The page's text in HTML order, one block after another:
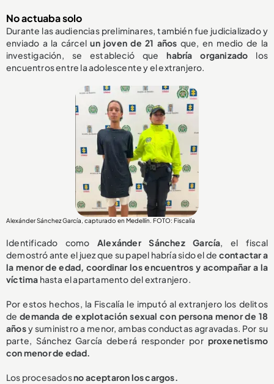
No actuaba solo
Durante las audiencias preliminares, también fue judicializado y
enviado a la cárcelun joven de 21 años que, en medio de la
investigación, se estableció quehabría organizado los
encuentros entre la adolescente y el extranjero.
Alexánder Sánchez García, capturado en Medellín. FOTO: Fiscalía
Identificado como Alexánder Sánchez García, el fiscal
demostró ante el juez que su papel habría sido el de contactar a
la menor de edad, coordinar los encuentros y acompañar a la
víctima hasta el apartamento del extranjero.
Por estos hechos, la Fiscalía le imputó al extranjero los delitos
dedemanda de explotación sexual con persona menor de 18
añosy suministro a menor, ambas conductas agravadas. Por su
parte, Sánchez García deberá responder por proxenetismo
con menor de edad.
Los procesadosno aceptaron los cargos.